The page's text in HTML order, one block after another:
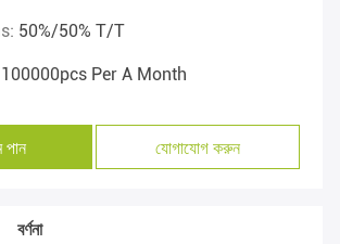
50%/50% T/T
100000pcs Per A Month
পান যোগাযোগ করুন
বর্ণনা